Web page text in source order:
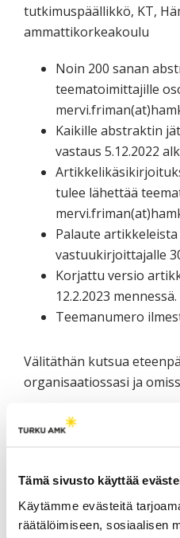
Tämä sivusto käyttää
Käytämme evästeitä
räätälöimiseen, sosiaalisen
tutkimuspäällikkö, KT,
ammattikorkeakoulu
Noin 200 sanan
teematoimittajille
Kaikille abstraktin
vastaus 5.12.2022
tulee lähettää
Palaute
vastuukirjoittajalle
Korjattu versio
12.2.2023 mennessä.
Teemanumero
Välitäthän kutsua
organisaatiossasi ja
LISÄÄ AIHEEN